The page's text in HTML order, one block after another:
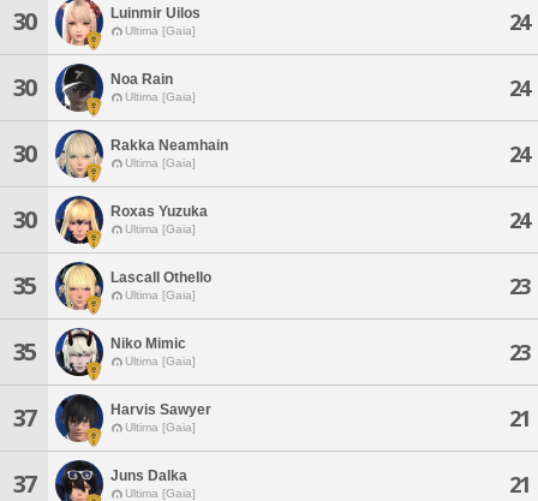
30 Luinmir Uilos
Ultima [Gaia] 24
30 Noa Rain
Ultima [Gaia] 24
30 Rakka Neamhain
Ultima [Gaia] 24
30 Roxas Yuzuka
Ultima [Gaia] 24
35 Lascall Othello
Ultima [Gaia] 23
35 Niko Mimic
Ultima [Gaia] 23
37 Harvis Sawyer
Ultima [Gaia] 21
37 Juns Dalka
Ultima [Gaia] 21